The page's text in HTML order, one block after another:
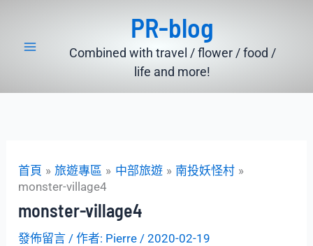
PR-blog
Combined with travel / flower / food /
life and more!
首頁 旅遊專區 中部旅遊
南投妖怪村
monster-village4
monster-village4
發佈留言 / 作者: Pierre /2020-02-19